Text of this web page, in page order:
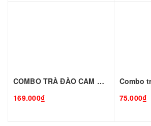
COMBO TRÀ ĐÀO CAM SẢ - Giải Nhiệt Mùa Hè
169.000₫
75.000₫